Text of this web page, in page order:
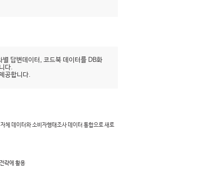
답변데이터, 코드북 데이터를 DB화
다.
공합니다.
체 데이터와 소비자행태조사 데이터 통합으로 새로
략에 활용